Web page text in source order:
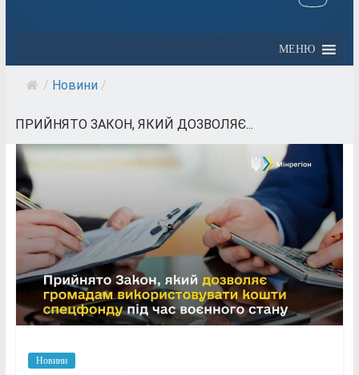
МЕНЮ
/ Новини /
ПРИЙНЯТО ЗАКОН, ЯКИЙ ДОЗВОЛЯЄ...
Новини